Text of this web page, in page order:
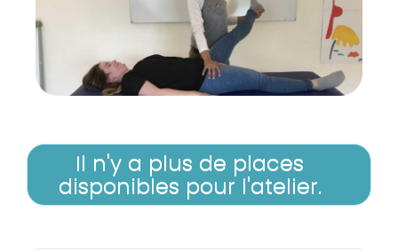
Il n'y a plus de places
disponibles pour l'atelier.